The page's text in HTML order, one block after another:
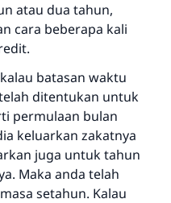
atau dua tahun,
cara beberapa kali
batasan waktu
ditentukan untuk
permulaan bulan
keluarkan zakatnya
juga untuk tahun
Maka anda telah
setahun. Kalau